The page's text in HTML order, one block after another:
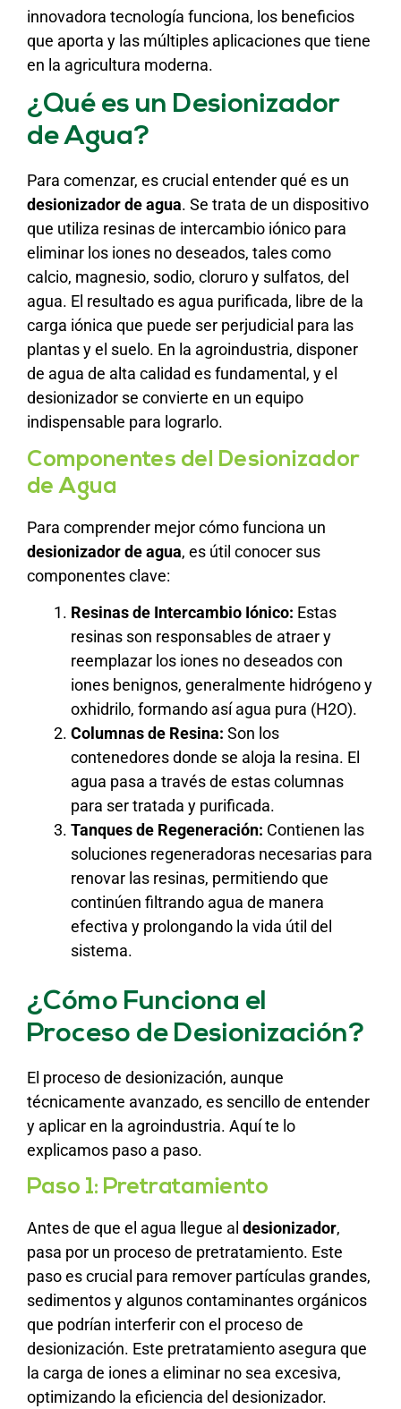
innovadora tecnología funciona, los beneficios
que aporta y las múltiples aplicaciones que tiene
en la agricultura moderna.
¿Qué es un Desionizador
de Agua?
Para comenzar, es crucial entender qué es un
desionizador de agua. Se trata de un dispositivo
que utiliza resinas de intercambio iónico para
eliminar los iones no deseados, tales como
calcio, magnesio, sodio, cloruro y sulfatos, del
agua. El resultado es agua purificada, libre de la
carga iónica que puede ser perjudicial para las
plantas y el suelo. En la agroindustria, disponer
de agua de alta calidad es fundamental, y el
desionizador se convierte en un equipo
indispensable para lograrlo.
Componentes del Desionizador
de Agua
Para comprender mejor cómo funciona un
desionizador de agua, es útil conocer sus
componentes clave:
Resinas de Intercambio Iónico: Estas
resinas son responsables de atraer y
reemplazar los iones no deseados con
iones benignos, generalmente hidrógeno y
oxhidrilo, formando así agua pura (H2O).
Columnas de Resina: Son los
contenedores donde se aloja la resina. El
agua pasa a través de estas columnas
para ser tratada y purificada.
Tanques de Regeneración: Contienen las
soluciones regeneradoras necesarias para
renovar las resinas, permitiendo que
continúen filtrando agua de manera
efectiva y prolongando la vida útil del
sistema.
¿Cómo Funciona el
Proceso de Desionización?
El proceso de desionización, aunque
técnicamente avanzado, es sencillo de entender
y aplicar en la agroindustria. Aquí te lo
explicamos paso a paso.
Paso 1: Pretratamiento
Antes de que el agua llegue al desionizador,
pasa por un proceso de pretratamiento. Este
paso es crucial para remover partículas grandes,
sedimentos y algunos contaminantes orgánicos
que podrían interferir con el proceso de
desionización. Este pretratamiento asegura que
la carga de iones a eliminar no sea excesiva,
optimizando la eficiencia del desionizador.